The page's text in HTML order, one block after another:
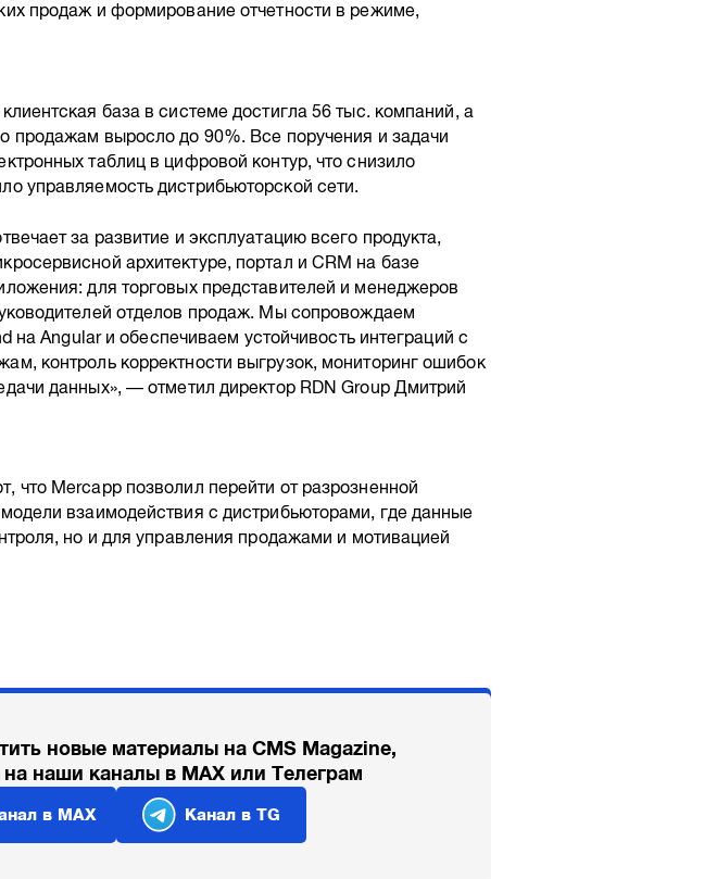
продаж и формирование отчетности в режиме,
база в системе достигла 56 тыс. компаний, а
продажам выросло до 90%. Все поручения и задачи
таблиц в цифровой контур, что снизило
управляемость дистрибьюторской сети.
за развитие и эксплуатацию всего продукта,
архитектуре, портал и CRM на базе
для торговых представителей и менеджеров
отделов продаж. Мы сопровождаем
на Angular и обеспечиваем устойчивость интеграций с
контроль корректности выгрузок, мониторинг ошибок
данных», — отметил директор RDN Group Дмитрий
что Mercapp позволил перейти от разрозненной
взаимодействия с дистрибьюторами, где данные
но и для управления продажами и мотивацией
новые материалы на CMS Magazine,
наши каналы в MAX или Телеграм
в MAX Канал в TG